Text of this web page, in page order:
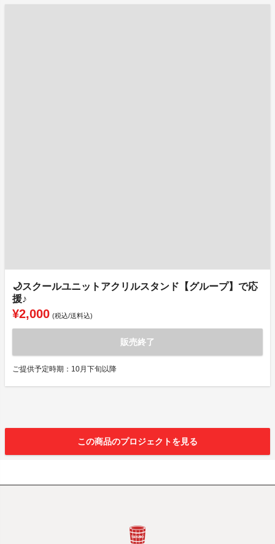
🌙スクールユニットアクリルスタンド【グループ】で応
援♪
¥2,000 (税込/送料込)
販売終了
ご提供予定時期：10月下旬以降
この商品のプロジェクトを見る